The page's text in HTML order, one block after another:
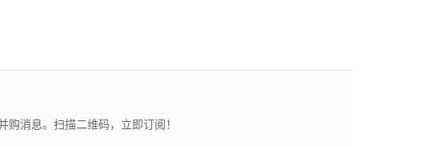
消息。扫描二维码，立即订阅！